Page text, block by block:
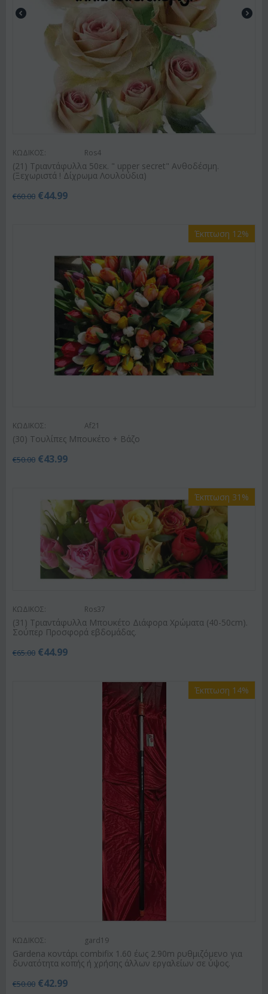
ΚΩΔΙΚΟΣ: Ros4
(21) Τριαντάφυλλα 50εκ. " upper secret" Ανθοδέσμη.
(Ξεχωριστά ! Δίχρωμα Λουλούδια)
€60.00 €44.99
Έκπτωση 12%
ΚΩΔΙΚΟΣ: Af21
(30) Τουλίπες Μπουκέτο + Βάζο
€50.00 €43.99
Έκπτωση 31%
ΚΩΔΙΚΟΣ: Ros37
(31) Τριαντάφυλλα Μπουκέτο Διάφορα Χρώματα (40-50cm).
Σούπερ Προσφορά εβδομάδας.
€65.00 €44.99
Έκπτωση 14%
ΚΩΔΙΚΟΣ: gard19
Gardena κοντάρι combifix 1.60 έως 2.90m ρυθμιζόμενο για
δυνατότητα κοπής ή χρήσης άλλων εργαλείων σε ύψος.
€50.00 €42.99